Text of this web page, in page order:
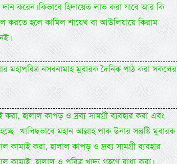
করেন। কিভাবে হিদায়েত লাভ করা যাবে আর কি
করতে হলে কামিল শায়েখ বা আউলিয়ায়ে কিরাম
মহাপবিত্র নসবনামাহ মুবারক দৈনিক পাঠ করা সকলের
হালাল কাপড় ও দ্রব্য সামগ্রী ব্যবহার করা এবং
খালিছভাবে মহান আল্লাহ পাক উনার সন্তুষ্টি মুবারক
কামাই করা, হালাল কাপড় ও দ্রব্য সামগ্রী ব্যবহার